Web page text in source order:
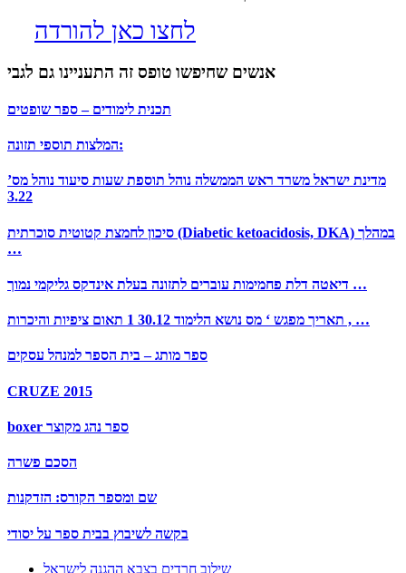
לחצו כאן להורדה
אנשים שחיפשו טופס זה התעניינו גם לגבי
תכנית לימודים – ספר שופטים
המלצות תוספי תזונה:
מדינת ישראל משרד ראש הממשלה נוהל תוספת שעות סיעוד נוהל מס’
3.22
סיכון לחמצת קטוטית סוכרתית (Diabetic ketoacidosis, DKA) במהלך
…
דיאטה דלת פחמימות עוברים לתזונה בעלת אינדקס גליקמי נמוך …
תאריך מפגש ‘ מס נושא הלימוד 30.12 1 תאום ציפיות והיכרות , …
ספר מותג – בית הספר למנהל עסקים
CRUZE 2015
boxer ספר נהג מקוצר
הסכם פשרה
שם ומספר הקורס: הזדקנות
בקשה לשיבוץ בבית ספר על יסודי
שילוב חרדים בצבא ההגנה לישראל